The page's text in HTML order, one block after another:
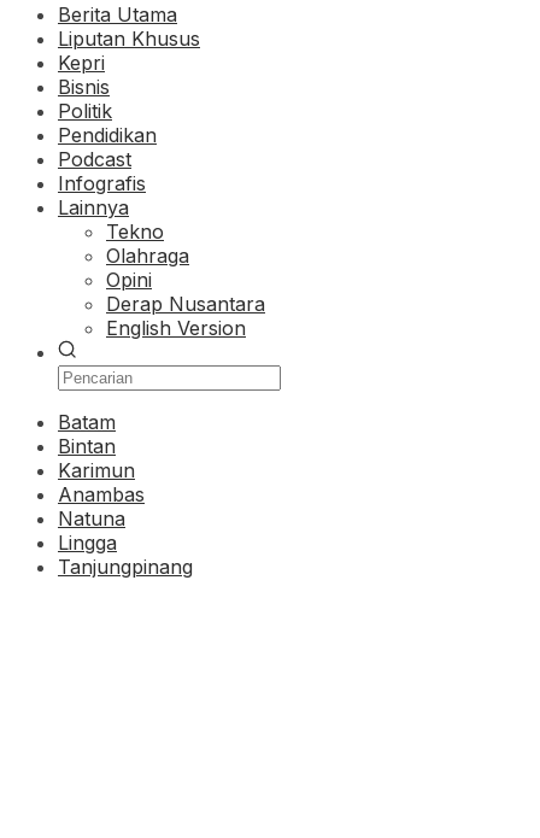
Berita Utama
Liputan Khusus
Kepri
Bisnis
Politik
Pendidikan
Podcast
Infografis
Lainnya
Tekno
Olahraga
Opini
Derap Nusantara
English Version
Batam
Bintan
Karimun
Anambas
Natuna
Lingga
Tanjungpinang